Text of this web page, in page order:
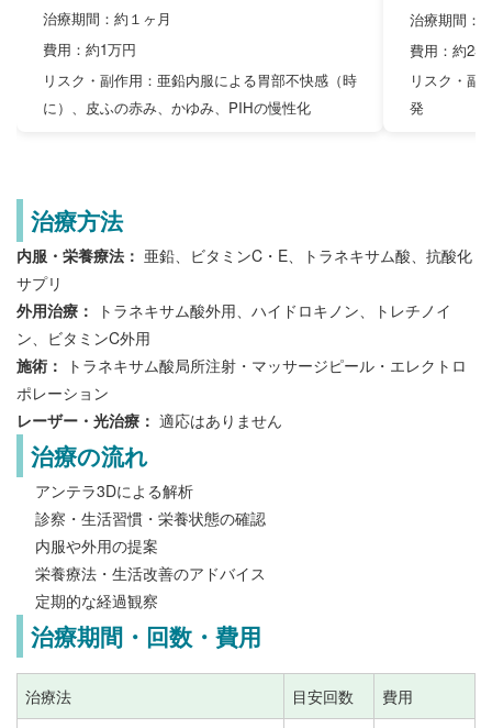
治療期間：約１ヶ月
費用：約1万円
リスク・副作用：亜鉛内服による胃部不快感（時
に）、皮ふの赤み、かゆみ、PIHの慢性化
治療期間：
費用：約25
リスク・副
発
治療方法
内服・栄養療法： 亜鉛、ビタミンC・E、トラネキサム酸、抗酸化
サプリ
外用治療：
トラネキサム酸外用、ハイドロキノン、トレチノイ
ン、ビタミンC外用
施術：
トラネキサム酸局所注射・マッサージピール・エレクトロ
ポレーション
レーザー・光治療： 適応はありません
治療の流れ
アンテラ3Dによる解析
診察・生活習慣・栄養状態の確認
内服や外用の提案
栄養療法・生活改善のアドバイス
定期的な経過観察
治療期間・回数・費用
治療法 目安回数 費用